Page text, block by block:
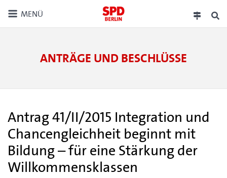
MENÜ
ANTRÄGE UND BESCHLÜSSE
Antrag 41/II/2015 Integration und
Chancengleichheit beginnt mit
Bildung – für eine Stärkung der
Willkommensklassen